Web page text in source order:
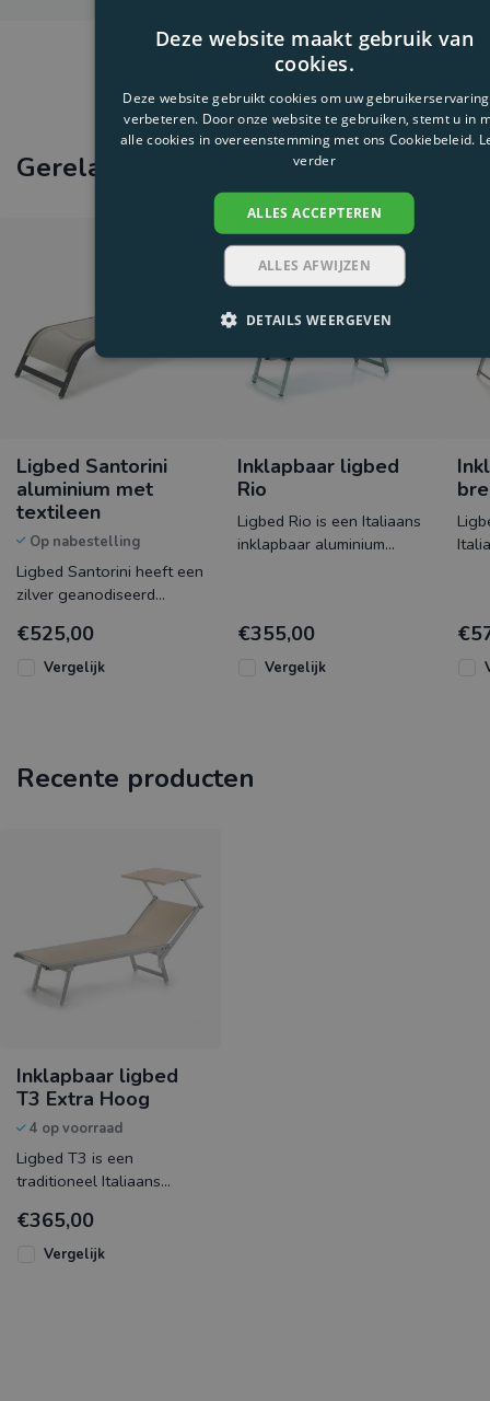
Gerelateerde producten
Ligbed Santorini
aluminium met
textileen
Op nabestelling
Ligbed Santorini heeft een
zilver geanodiseerd
bespannen met
comfortabel text
€525,00
Vergelijk
Inklapbaar ligbed
Rio
Ligbed Rio is een Italiaans
inklapbaar aluminium
€355,00
Vergelijk
Recente producten
Inklapbaar ligbed
T3 Extra Hoog
4 op voorraad
Ligbed T3 is een
traditioneel Italiaans
trekkoord voor het
makkelijk inste
€365,00
Vergelijk
Deze website maakt gebruik van
cookies.
Deze website gebruikt cookies om uw
verbeteren. Door onze website te gebruiken, stemt u in
alle cookies in overeenstemming met ons Cookiebeleid.
verder
ALLES ACCEPTEREN
ALLES AFWIJZEN
DETAILS WEERGEVEN